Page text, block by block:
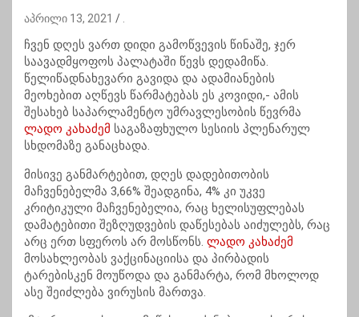
აპრილი 13, 2021
ჩვენ დღეს ვართ დიდი გამოწვევის წინაშე, ჯერ
საავადმყოფოს პალატაში წევს დედამიწა.
წელიწადნახევარი გავიდა და ადამიანების
მეოხებით აღწევს წარმატებას ეს კოვიდი,- ამის
შესახებ საპარლამენტო უმრავლესობის წევრმა
ლადო კახაძემ საგაზაფხულო სესიის პლენარულ
სხდომაზე განაცხადა.
მისივე განმარტებით, დღეს დადებითობის
მაჩვენებელმა 3,66% შეადგინა, 4% კი უკვე
კრიტიკული მაჩვენებელია, რაც ხელისუფლებას
დამატებითი შეზღუდვების დაწესებას აიძულებს, რაც
არც ერთ სფეროს არ მოსწონს. ლადო კახაძემ
მოსახლეობას ვაქცინაციისა და პირბადის
ტარებისკენ მოუწოდა და განმარტა, რომ მხოლოდ
ასე შეიძლება ვირუსის მართვა.